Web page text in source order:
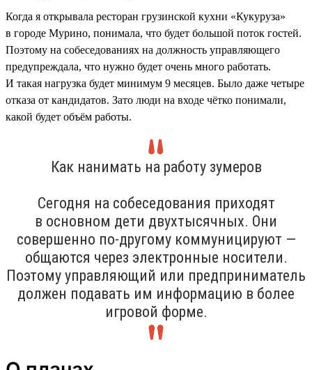
Когда я открывала ресторан грузинской кухни «Кукуруза»
в городе Мурино, понимала, что будет большой поток гостей.
Поэтому на собеседованиях на должность управляющего
предупреждала, что нужно будет очень много работать.
И такая нагрузка будет минимум 9 месяцев. Было даже четыре
отказа от кандидатов. Зато люди на входе чётко понимали,
какой будет объём работы.
Как нанимать на работу зумеров
Сегодня на собеседования приходят
в основном дети двухтысячных. Они
совершенно по-другому коммуницируют —
общаются через электронные носители.
Поэтому управляющий или предприниматель
должен подавать им информацию в более
игровой форме.